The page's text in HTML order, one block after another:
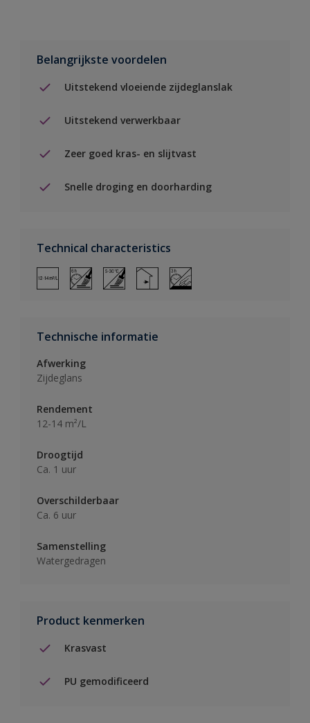
Belangrijkste voordelen
Uitstekend vloeiende zijdeglanslak
Uitstekend verwerkbaar
Zeer goed kras- en slijtvast
Snelle droging en doorharding
Technical characteristics
Technische informatie
Afwerking
Zijdeglans
Rendement
12-14 m²/L
Droogtijd
Ca. 1 uur
Overschilderbaar
Ca. 6 uur
Samenstelling
Watergedragen
Product kenmerken
Krasvast
PU gemodificeerd